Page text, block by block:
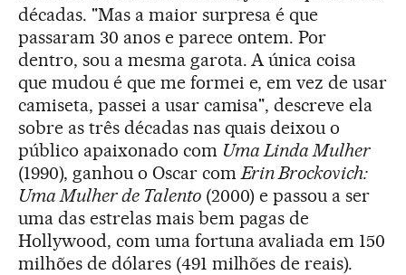
décadas. "Mas a maior surpresa é que
passaram 30 anos e parece ontem. Por
dentro, sou a mesma garota. A única coisa
que mudou é que me formei e, em vez de usar
camiseta, passei a usar camisa", descreve ela
sobre as três décadas nas quais deixou o
público apaixonado com Uma Linda Mulher
(1990), ganhou o Oscar com Erin Brockovich:
Uma Mulher de Talento(2000) e passou a ser
uma das estrelas mais bem pagas de
Hollywood, com uma fortuna avaliada em 150
milhões de dólares (491 milhões de reais).